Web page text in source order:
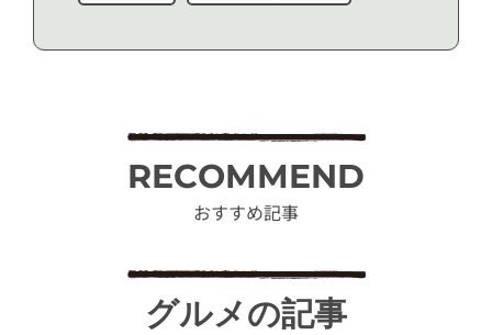
RECOMMEND
おすすめ記事
グルメの記事